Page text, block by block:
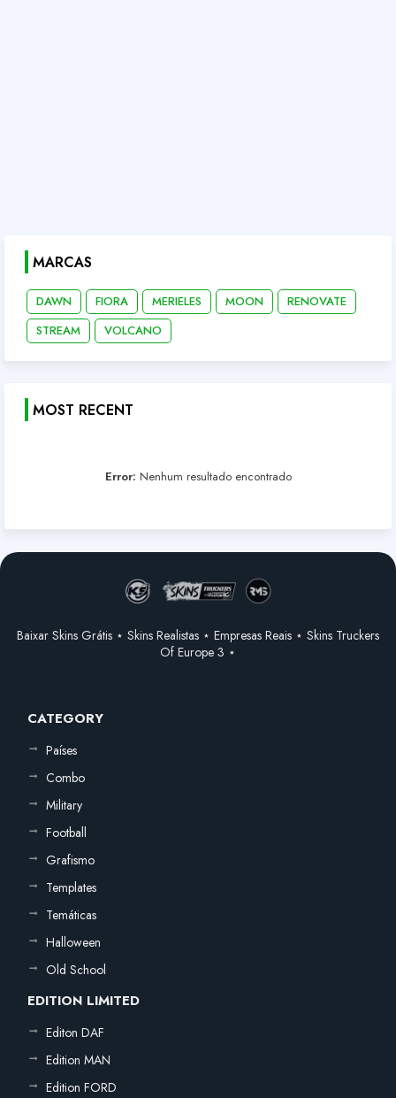
MARCAS
DAWN FIORA MERIELES MOON
RENOVATE
STREAM
VOLCANO
MOST RECENT
Error: Nenhum resultado encontrado
Baixar Skins Grátis ⋆ Skins Realistas ⋆ Empresas Reais ⋆ Skins Truckers
Of Europe 3 ⋆
CATEGORY
Países
Combo
Military
Football
Grafismo
Templates
Temáticas
Halloween
Old School
EDITION LIMITED
Editon DAF
Edition MAN
Edition FORD